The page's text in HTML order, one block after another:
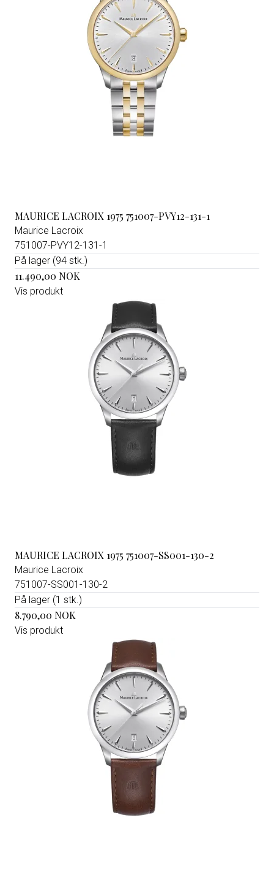
MAURICE LACROIX 1975 751007-PVY12-131-1
Maurice Lacroix
751007-PVY12-131-1
På lager (94 stk.)
11.490,00 NOK
Vis produkt
MAURICE LACROIX 1975 751007-SS001-130-2
Maurice Lacroix
751007-SS001-130-2
På lager (1 stk.)
8.790,00 NOK
Vis produkt